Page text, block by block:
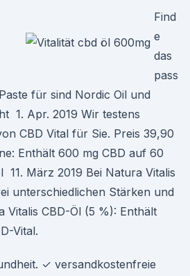
Find
e
das
pass
für sind Nordic Oil und
1. Apr. 2019 Wir testens
CBD Vital für Sie. Preis 39,90
Enthält 600 mg CBD auf 60
11. März 2019 Bei Natura Vitalis
unterschiedlichen Stärken und
Vitalis CBD-Öl (5 %): Enthält
Vital.
✓ versandkostenfreie